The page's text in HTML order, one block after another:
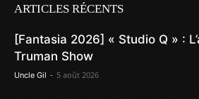
ARTICLES RÉCENTS
[Fantasia 2026] « Studio Q » :
Truman Show
Uncle Gil - 5 août 2026